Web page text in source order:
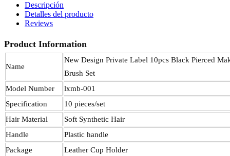
Descripción
Detalles del producto
Reviews
Product Information
Name
New Design Private Label 10pcs Black Pierced
Brush Set
Model Number
lxmb-001
Specification
10 pieces/set
Hair Material
Soft Synthetic Hair
Handle
Plastic handle
Package
Leather Cup Holder